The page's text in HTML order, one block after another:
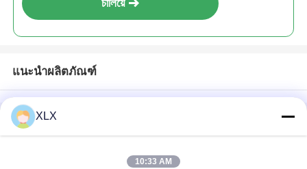
চালিয়ে
แนะนำผลิตภัณฑ์
แผนผังเว็บไซต์
นโยบายความเป็นส่วนตัว
XLX
10:33 AM